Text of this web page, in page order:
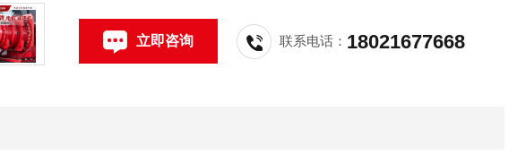
立即咨询 联系电话： 18021677668